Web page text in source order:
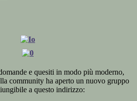
e quesiti in modo più moderno,
community ha aperto un nuovo gruppo
a questo indirizzo: